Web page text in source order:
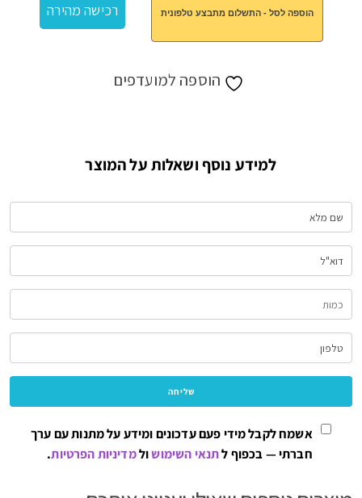
ניצחוןהוספה לסל - התשלום מתבצע טלפונית רכישה מהירה
הוספה למועדפים
למידע נוסף ושאלות על המוצר
אשמח לקבל מידי פעם עדכונים ומידע על מתנות עם ערך
חברתי — בכפוף לתנאי השימושולמדיניות הפרטיות.